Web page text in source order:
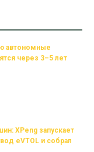
автономные
через 3–5 лет
XPeng запускает
eVTOL и собрал